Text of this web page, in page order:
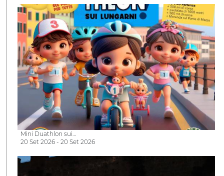
Mini Duathlon sui…
20 Set 2026 - 20 Set 2026